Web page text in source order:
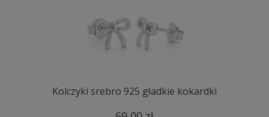
Kolczyki srebro 925 gładkie kokardki